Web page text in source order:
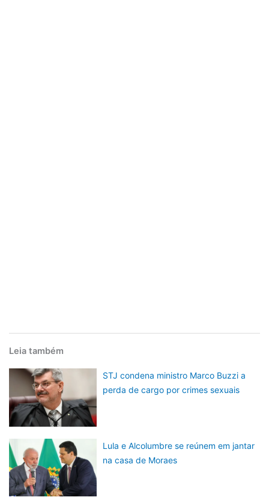
Leia também
STJ condena ministro Marco Buzzi a
perda de cargo por crimes sexuais
Lula e Alcolumbre se reúnem em jantar
na casa de Moraes